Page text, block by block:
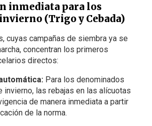
inmediata para los
(Trigo y Cebada)
cuyas campañas de siembra ya se
concentran los primeros
directos:
Para los denominados
invierno, las rebajas en las alícuotas
de manera inmediata a partir
de la norma.